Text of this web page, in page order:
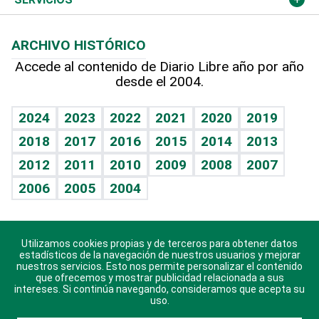
Hablando con el pediatra
Vida y familia
Eñe
Celebrando la vida
Sin complejos
En pocas palabras
Escuchando al corazón
Economía Personal
TBT Deportivo
Más firmas
Hecho en casa
Guía del dinero
Cumpleaños
Horóscopos
Crucigramas
ARCHIVO HISTÓRICO
Accede al contenido de Diario Libre año por año
desde el 2004.
2024 2023 2022 2021 2020
2019
2018
2017 2016 2015 2014
2013
2012
2011 2010 2009 2008
2007
2006
2005 2004
Descarga nuestras aplicaciones para Android, iOS y
sistema Huawei.
Utilizamos cookies propias y de terceros para obtener datos
estadísticos de la navegación de nuestros usuarios y mejorar
nuestros servicios. Esto nos permite personalizar el contenido
que ofrecemos y mostrar publicidad relacionada a sus
intereses. Si continúa navegando, consideramos que acepta su
uso.